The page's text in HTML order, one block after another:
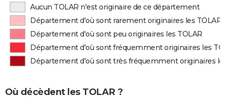
Aucun TOLAR n'est originaire de ce département
Département d'où sont rarement originaires les TOLAR
Département d'où sont peu originaires les TOLAR
Département d'où sont fréquemment originaires les
Département d'où sont très fréquemment originaires
Où décèdent les TOLAR ?